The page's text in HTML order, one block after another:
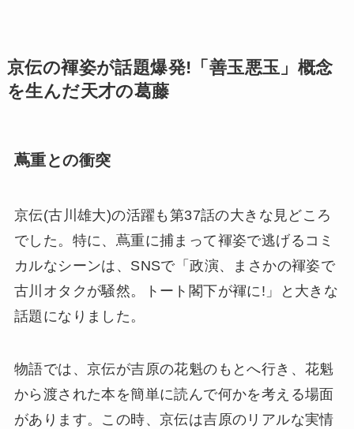
京伝の褌姿が話題爆発!「善玉悪玉」概念
を生んだ天才の葛藤
蔦重との衝突
京伝(古川雄大)の活躍も第37話の大きな見どころ
でした。特に、蔦重に捕まって褌姿で逃げるコミ
カルなシーンは、SNSで「政演、まさかの褌姿で
古川オタクが騒然。トート閣下が褌に!」と大きな
話題になりました。
物語では、京伝が吉原の花魁のもとへ行き、花魁
から渡された本を簡単に読んで何かを考える場面
があります。この時、京伝は吉原のリアルな実情